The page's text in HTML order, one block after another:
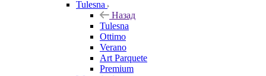
Tulesna
Назад
Tulesna
Ottimo
Verano
Art Parquete
Premium